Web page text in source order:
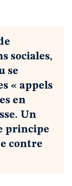
sociales,
se
« appels
en
Un
principe
contre